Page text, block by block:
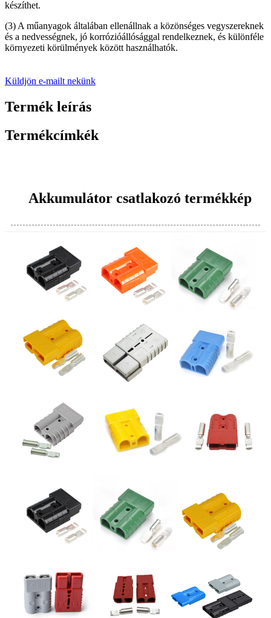
készíthet.
(3) A műanyagok általában ellenállnak a közönséges vegyszereknek
és a nedvességnek, jó korrózióállósággal rendelkeznek, és különféle
környezeti körülmények között használhatók.
Küldjön e-mailt nekünk
Termék leírás
Termékcímkék
Akkumulátor csatlakozó termékkép